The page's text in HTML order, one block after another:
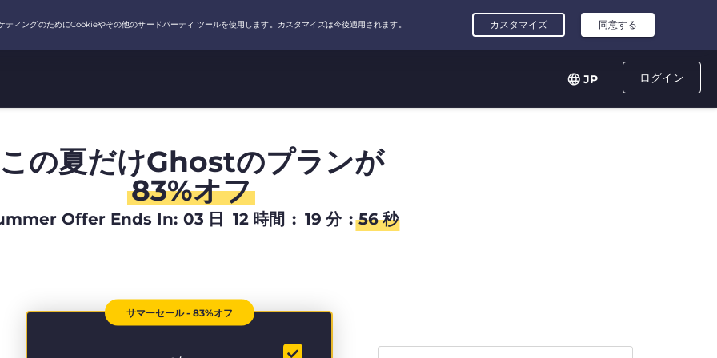
ログイン
JP
の夏だけGhostのプランが
83%オフ
Offer Ends In: 03 日 12 時間 : 19 分 : 56 秒
サマーセール - 83%オフ